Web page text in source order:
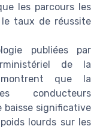
les parcours les
le taux de réussite
publiées par
de la
montrent que la
conducteurs
baisse significative
lourds sur les